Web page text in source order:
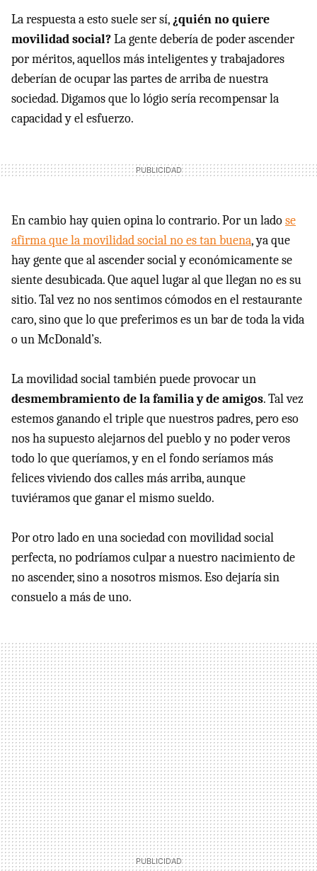
La respuesta a esto suele ser sí, ¿quién no quiere
movilidad social?La gente debería de poder ascender
por méritos, aquellos más inteligentes y trabajadores
deberían de ocupar las partes de arriba de nuestra
sociedad. Digamos que lo lógio sería recompensar la
capacidad y el esfuerzo.
En cambio hay quien opina lo contrario. Por un ladose
afirma que la movilidad social no es tan buena, ya que
hay gente que al ascender social y económicamente se
siente desubicada. Que aquel lugar al que llegan no es su
sitio. Tal vez no nos sentimos cómodos en el restaurante
caro, sino que lo que preferimos es un bar de toda la vida
o un McDonald’s.
La movilidad social también puede provocar un
desmembramiento de la familia y de amigos. Tal vez
estemos ganando el triple que nuestros padres, pero eso
nos ha supuesto alejarnos del pueblo y no poder veros
todo lo que queríamos, y en el fondo seríamos más
felices viviendo dos calles más arriba, aunque
tuviéramos que ganar el mismo sueldo.
Por otro lado en una sociedad con movilidad social
perfecta, no podríamos culpar a nuestro nacimiento de
no ascender, sino a nosotros mismos. Eso dejaría sin
consuelo a más de uno.